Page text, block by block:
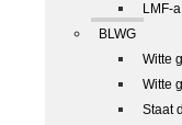
LMF-
BLWG
Witte
Witte
Staat